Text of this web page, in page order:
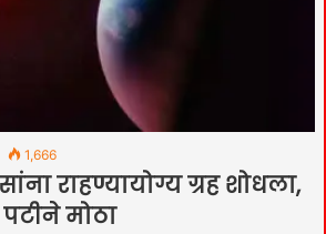
1,666
राहण्यायोग्य ग्रह शोधला,
मोठा